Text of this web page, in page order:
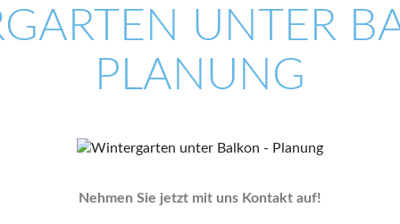
UNTER
PLANUNG
Nehmen Sie jetzt mit uns Kontakt auf!